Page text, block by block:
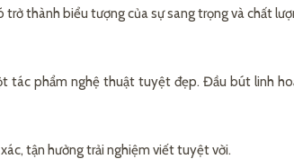
thành biểu tượng của sự sang trọng và chất
tác phẩm nghệ thuật tuyệt đẹp. Đầu bút linh
tận hưởng trải nghiệm viết tuyệt vời.